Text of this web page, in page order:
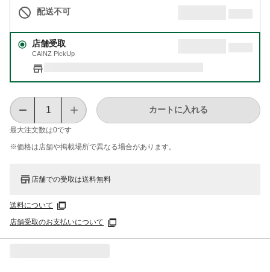
配送不可
店舗受取
CAINZ PickUp
最大注文数は0です
カートに入れる
※価格は​店舗や​掲載場所で​異なる​場合が​あります。
店舗での受取は送料無料
送料について
店舗受取のお支払いについて